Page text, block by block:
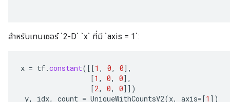
สำหรับเทนเซอร์ `2-D` `x` ที่มี `axis = 1`:
x = tf.constant( [[1 , 0, 0] ,
[1 , 0, 0] ,
[2, 0, 0]] )
y, idx, count = UniqueWithCountsV2(x, axis=[1 ] )